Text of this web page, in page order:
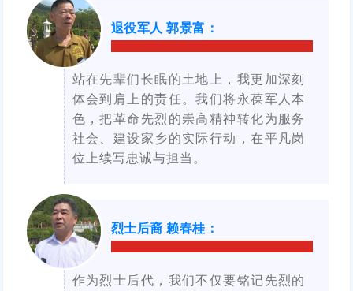
退役军人 郭景富 ：
站在先辈们长眠的土地上，我更加深刻
体会到肩上的责任。我们将永葆军人本
色，把革命先烈的崇高精神转化为服务
社会、建设家乡的实际行动，在平凡岗
位上续写忠诚与担当。
烈士后裔 赖春桂 ：
作为烈士后代，我们不仅要铭记先烈的